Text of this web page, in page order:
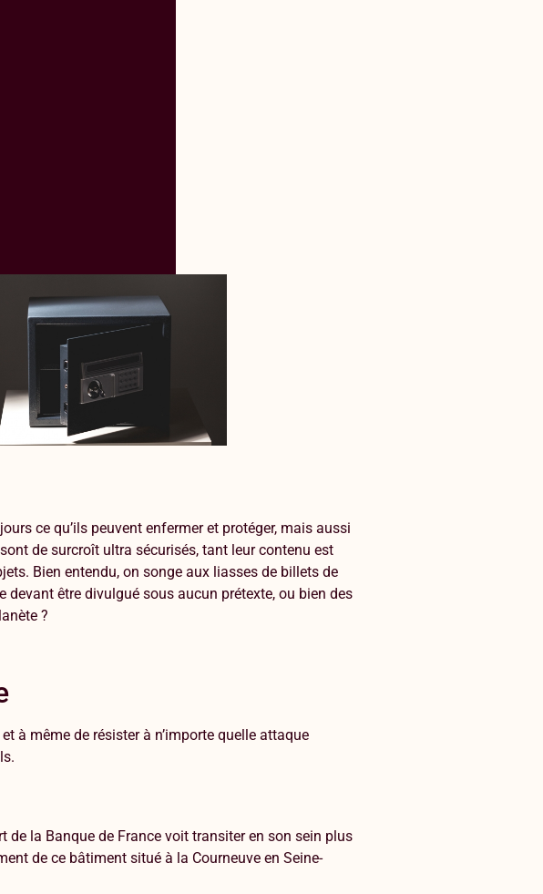
ce qu’ils peuvent enfermer et protéger, mais aussi
de surcroît ultra sécurisés, tant leur contenu est
Bien entendu, on songe aux liasses de billets de
être divulgué sous aucun prétexte, ou bien des
?
à même de résister à n’importe quelle attaque
la Banque de France voit transiter en son sein plus
de ce bâtiment situé à la Courneuve en Seine-